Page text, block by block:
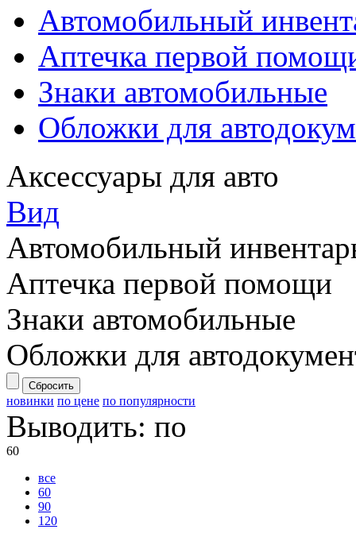
Автомобильный
Аптечка первой
Знаки автомобильные
Обложки для
Аксессуары для авто
Вид
Автомобильный
Аптечка первой помощи
Знаки автомобильные
Обложки для
Сбросить
новинки по цене по популярности
Выводить: по
60
все
60
90
120